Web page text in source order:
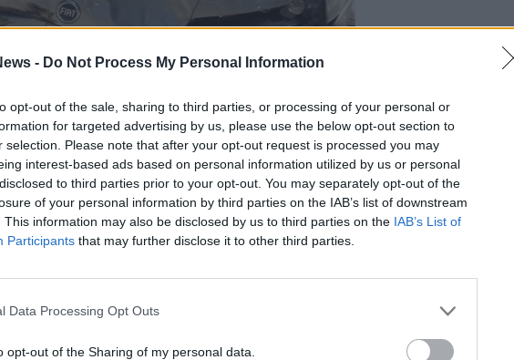
- Do Not Process My Personal Information
opt-out of the sale, sharing to third parties, or processing of your personal or
for targeted advertising by us, please use the below opt-out section to
selection. Please note that after your opt-out request is processed you may
interest-based ads based on personal information utilized by us or personal
to third parties prior to your opt-out. You may separately opt-out of the
of your personal information by third parties on the IAB’s list of downstream
This information may also be disclosed by us to third parties on the IAB’s List of
Participants that may further disclose it to other third parties.
Data Processing Opt Outs
opt-out of the Sharing of my personal data.
1 di 11